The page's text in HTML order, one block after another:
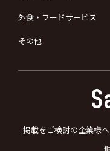
外食・フードサービス
その他
掲載をご検討の企業様へ